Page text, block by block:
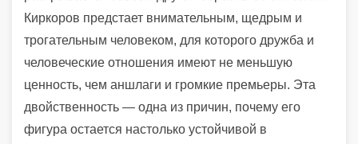
Киркоров предстает внимательным, щедрым и
трогательным человеком, для которого дружба и
человеческие отношения имеют не меньшую
ценность, чем аншлаги и громкие премьеры. Эта
двойственность — одна из причин, почему его
фигура остается настолько устойчивой в